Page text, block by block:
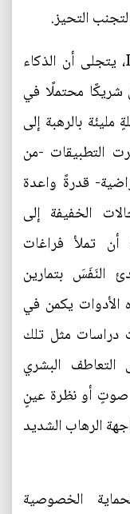
من خلال هذا الحوار مع DeepSeek، يتجلى أن الذكاء
شريكًا محتملًا في
بالرهبة إلى
التطبيقات -من
قدرةً واعدة
الخفيفة إلى
أن تملأ فراغات
النَفَسَ بتمارين
الأدوات يكمن في
دراسات مثل تلك
التعاطف البشري
أو نظرة عينٍ
الرهاب الشديد
الخصوصية